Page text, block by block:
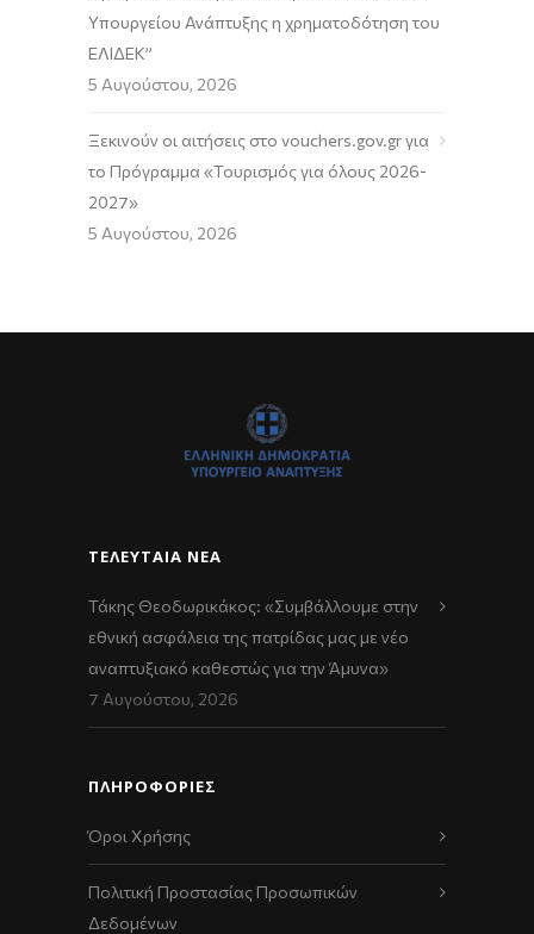
Υπουργείου Ανάπτυξης η χρηματοδότηση του
ΕΛΙΔΕΚ”
5 Αυγούστου, 2026
Ξεκινούν οι αιτήσεις στο vouchers.gov.gr για
το Πρόγραμμα «Τουρισμός για όλους 2026-
2027»
5 Αυγούστου, 2026
ΤΕΛΕΥΤΑΊΑ ΝΈΑ
Τάκης Θεοδωρικάκος: «Συμβάλλουμε στην
εθνική ασφάλεια της πατρίδας μας με νέο
αναπτυξιακό καθεστώς για την Άμυνα»
7 Αυγούστου, 2026
ΠΛΗΡΟΦΟΡΙΕΣ
Όροι Χρήσης
Πολιτική Προστασίας Προσωπικών
Δεδομένων